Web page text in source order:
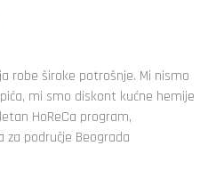
robe široke potrošnje. Mi nismo
mi smo diskont kućne hemije
HoReCa program,
za područje Beograda